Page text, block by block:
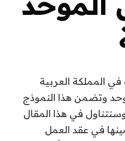
المملكة العربية
وتضمن هذا النموذج
وسنتناول في هذا المقال
في عقد العمل